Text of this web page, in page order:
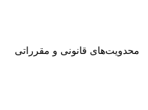
محدویت‌های قانونی و مقرراتی